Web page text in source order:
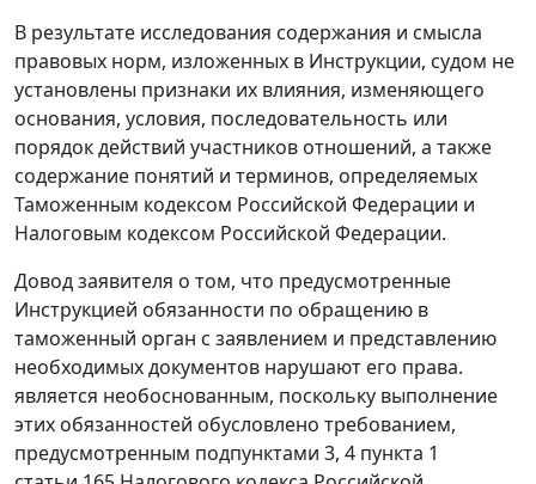
В результате исследования содержания и смысла
правовых норм, изложенных в Инструкции, судом не
установлены признаки их влияния, изменяющего
основания, условия, последовательность или
порядок действий участников отношений, а также
содержание понятий и терминов, определяемых
Таможенным кодексом Российской Федерации и
Налоговым кодексом Российской Федерации.
Довод заявителя о том, что предусмотренные
Инструкцией обязанности по обращению в
таможенный орган с заявлением и представлению
необходимых документов нарушают его права.
является необоснованным, поскольку выполнение
этих обязанностей обусловлено требованием,
предусмотренным подпунктами 3, 4 пункта 1